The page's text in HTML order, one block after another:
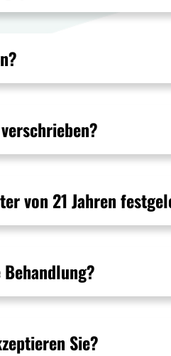
von 21 Jahren
Sie?